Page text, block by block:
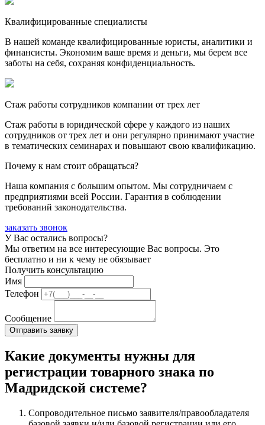
Квалифицированные специалисты
В нашей команде квалифицированные юристы, аналитики и
финансисты. Экономим ваше время и деньги, мы берем все
заботы на себя, сохраняя конфиденциальность.
Стаж работы сотрудников компании от трех лет
Стаж работы в юридической сфере у каждого из наших
сотрудников от трех лет и они регулярно принимают участие
в тематических семинарах и повышают свою квалификацию.
Почему к нам стоит обращаться?
Наша компания с большим опытом. Мы сотрудничаем с
предприятиями всей России. Гарантия в соблюдении
требований законодательства.
заказать звонок
У Вас остались вопросы?
Мы ответим на все интересующие Вас вопросы. Это
бесплатно и ни к чему не обязывает
Получить консультацию
Имя
Телефон
Сообщение
Какие документы нужны для
регистрации товарного знака по
Мадридской системе?
Сопроводительное письмо заявителя/правообладателя